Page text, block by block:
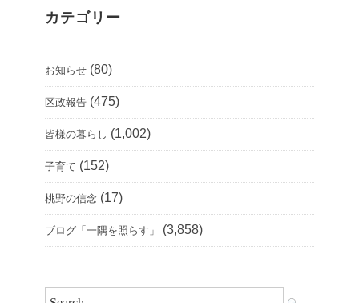
カテゴリー
お知らせ (80)
区政報告 (475)
皆様の暮らし (1,002)
子育て (152)
桃野の信念 (17)
ブログ「一隅を照らす」 (3,858)